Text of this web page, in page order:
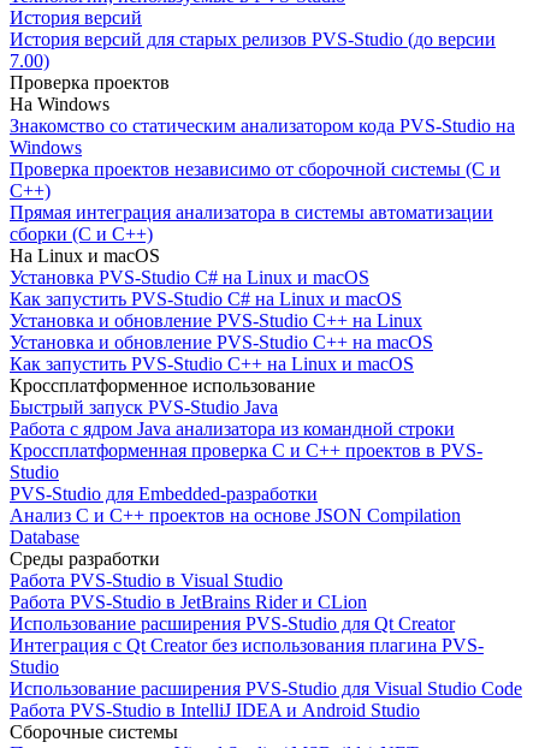
История версий
История версий для старых релизов PVS-Studio (до версии
7.00)
Проверка проектов
На Windows
Знакомство со статическим анализатором кода PVS-Studio на
Windows
Проверка проектов независимо от сборочной системы (C и
C++)
Прямая интеграция анализатора в системы автоматизации
сборки (C и C++)
На Linux и macOS
Установка PVS-Studio C# на Linux и macOS
Как запустить PVS-Studio C# на Linux и macOS
Установка и обновление PVS-Studio C++ на Linux
Установка и обновление PVS-Studio C++ на macOS
Как запустить PVS-Studio C++ на Linux и macOS
Кроссплатформенное использование
Быстрый запуск PVS-Studio Java
Работа с ядром Java анализатора из командной строки
Кроссплатформенная проверка C и C++ проектов в PVS-
Studio
PVS-Studio для Embedded-разработки
Анализ C и C++ проектов на основе JSON Compilation
Database
Среды разработки
Работа PVS-Studio в Visual Studio
Работа PVS-Studio в JetBrains Rider и CLion
Использование расширения PVS-Studio для Qt Creator
Интеграция с Qt Creator без использования плагина PVS-
Studio
Использование расширения PVS-Studio для Visual Studio Code
Работа PVS-Studio в IntelliJ IDEA и Android Studio
Сборочные системы